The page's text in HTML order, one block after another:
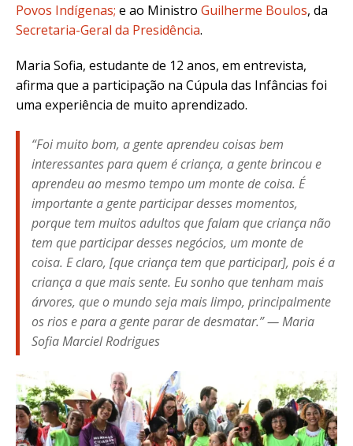
Povos Indígenas; e ao Ministro Guilherme Boulos, da
Secretaria-Geral da Presidência.
Maria Sofia, estudante de 12 anos, em entrevista,
afirma que a participação na Cúpula das Infâncias foi
uma experiência de muito aprendizado.
“Foi muito bom, a gente aprendeu coisas bem
interessantes para quem é criança, a gente brincou e
aprendeu ao mesmo tempo um monte de coisa. É
importante a gente participar desses momentos,
porque tem muitos adultos que falam que criança não
tem que participar desses negócios, um monte de
coisa. E claro, [que criança tem que participar], pois é a
criança a que mais sente. Eu sonho que tenham mais
árvores, que o mundo seja mais limpo, principalmente
os rios e para a gente parar de desmatar.” — Maria
Sofia Marciel Rodrigues